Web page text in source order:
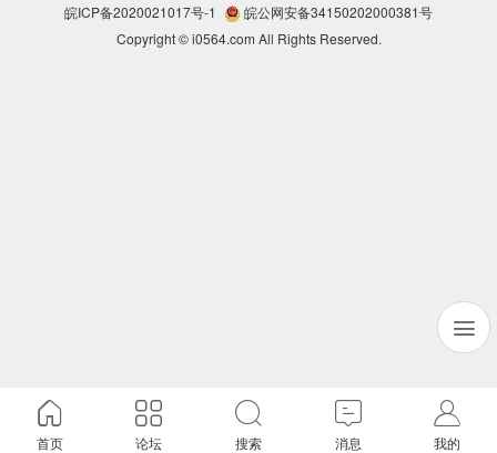
首页 论坛 搜索 消息 我的
皖ICP备2020021017号-1
皖公网安备34150202000381号
Copyright © i0564.com All Rights Reserved.